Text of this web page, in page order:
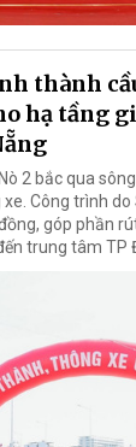
thành
hạ tầng
2 bắc qua
Công trình
góp phần
trung tâm TP